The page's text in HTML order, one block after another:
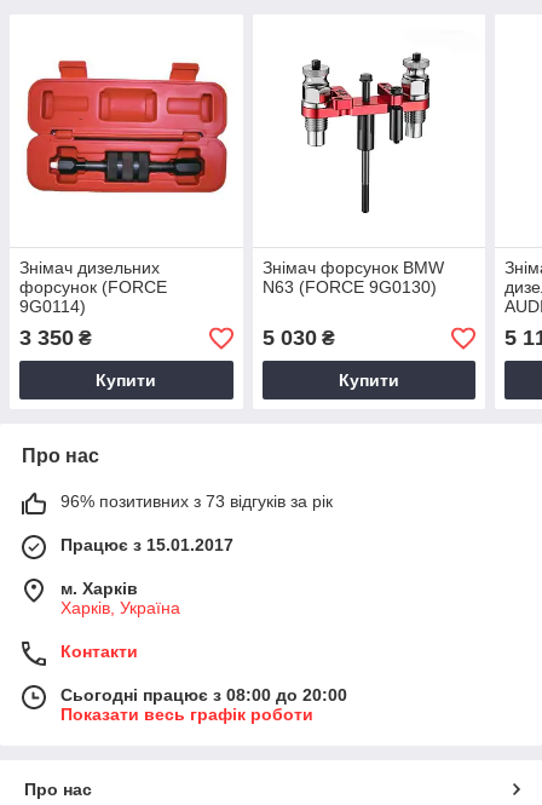
Знімач дизельних
форсунок (FORCE
9G0114)
3 350 ₴
Купити
Знімач форсунок BMW
N63 (FORCE 9G0130)
5 030₴
Купити
5
Про нас
96% позитивних з 73 відгуків за рік
Працює з 15.01.2017
м. Харків
Харків, Україна
Контакти
Сьогодні працює з 08:00 до 20:00
Показати весь графік роботи
Про нас